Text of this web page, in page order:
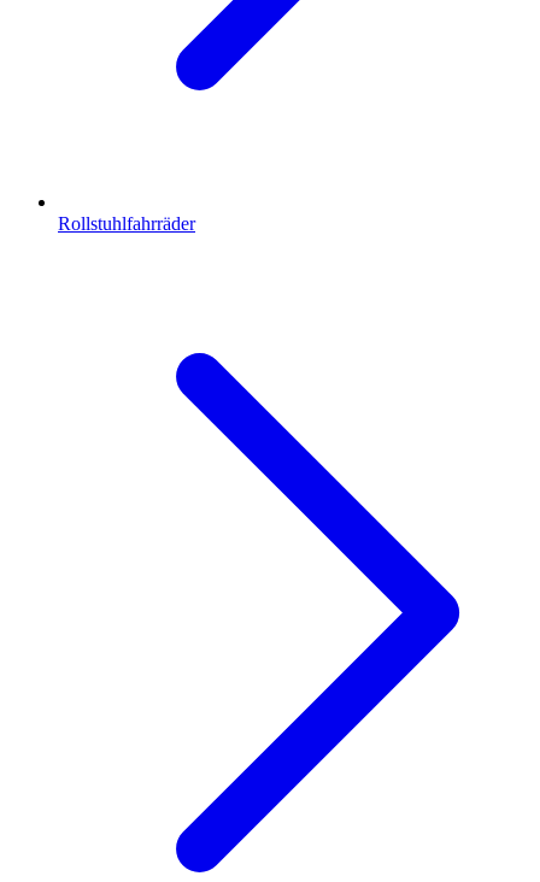
Rollstuhlfahrräder